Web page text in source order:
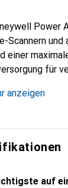
Power
Scannern
einer
für
Leistung der
werden
Scanner
anzeigen
auf